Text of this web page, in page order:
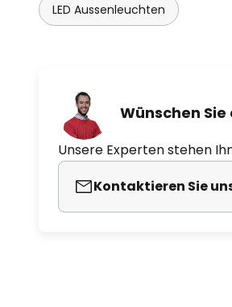
-
-
- Zeitdauer:
LED Aussenleuchten
Wünschen
Unsere Experten stehen
Kontaktieren Sie